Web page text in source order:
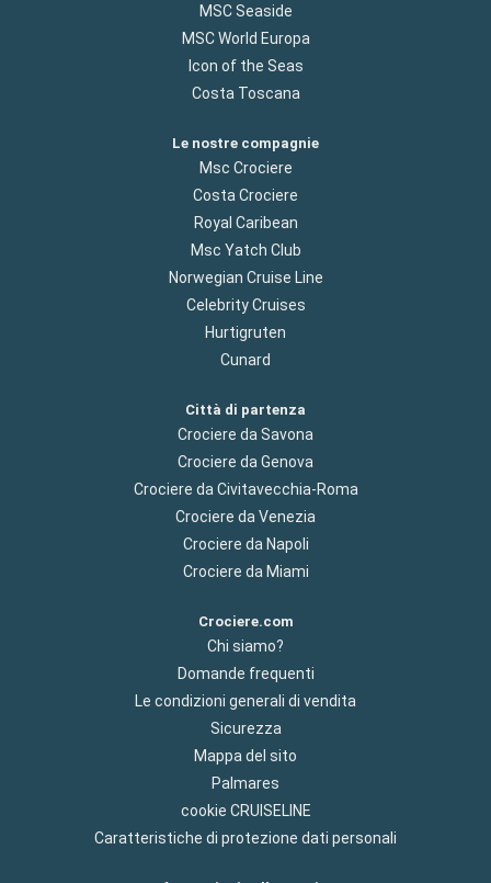
MSC Seaside
MSC World Europa
Icon of the Seas
Costa Toscana
Le nostre compagnie
Msc Crociere
Costa Crociere
Royal Caribean
Msc Yatch Club
Norwegian Cruise Line
Celebrity Cruises
Hurtigruten
Cunard
Città di partenza
Crociere da Savona
Crociere da Genova
Crociere da Civitavecchia-Roma
Crociere da Venezia
Crociere da Napoli
Crociere da Miami
Crociere.com
Chi siamo?
Domande frequenti
Le condizioni generali di vendita
Sicurezza
Mappa del sito
Palmares
cookie CRUISELINE
Caratteristiche di protezione dati personali